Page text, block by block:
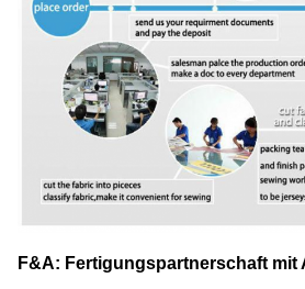
F&A: Fertigungspartnerschaft mit